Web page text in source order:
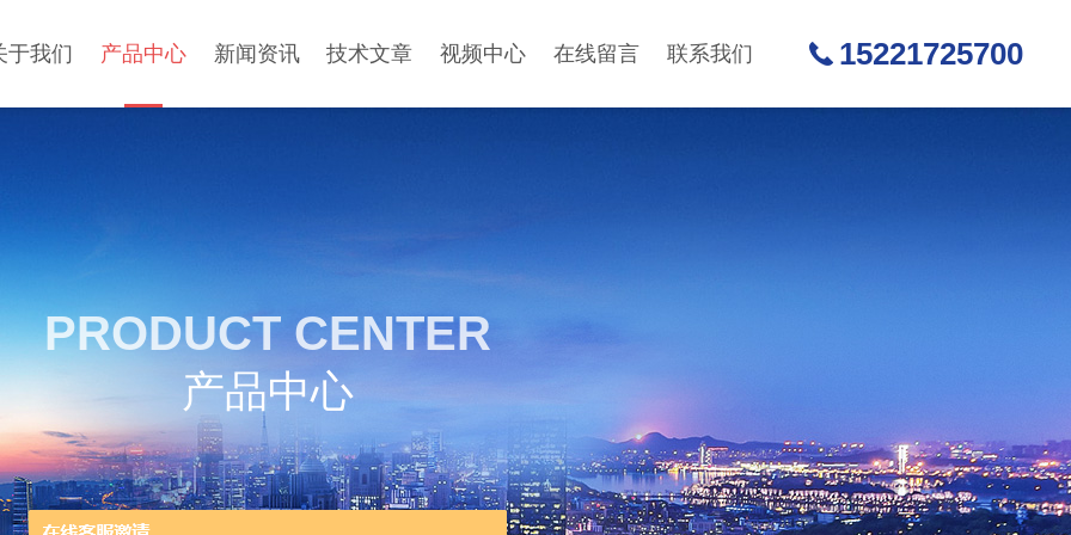
于我们 产品中心 新闻资讯 技术文章 视频中心 在线留言 联系我们 15221725700
PRODUCT CENTER
产品中心